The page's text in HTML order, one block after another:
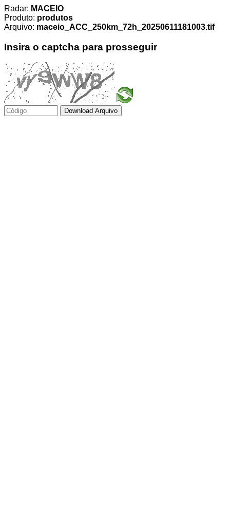
Radar: MACEIO
Produto: produtos
Arquivo: maceio_ACC_250km_72h_20250611181003.tif
Insira o captcha para prosseguir